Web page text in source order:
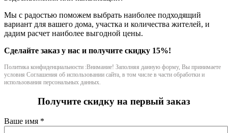
Мы с радостью поможем выбрать наиболее подходящий
вариант для вашего дома, участка и количества жителей, и
дадим расчет наиболее выгодной цены.
Сделайте заказ у нас и получите скидку 15%!
Политика конфиденциальности :Внимание! Заполняя данную форму, Вы принимаете
условия Соглашения об использовании сайта, в том числе в части обработки и
использования персональных данных.
Получите скидку на первый заказ
Ваше имя *